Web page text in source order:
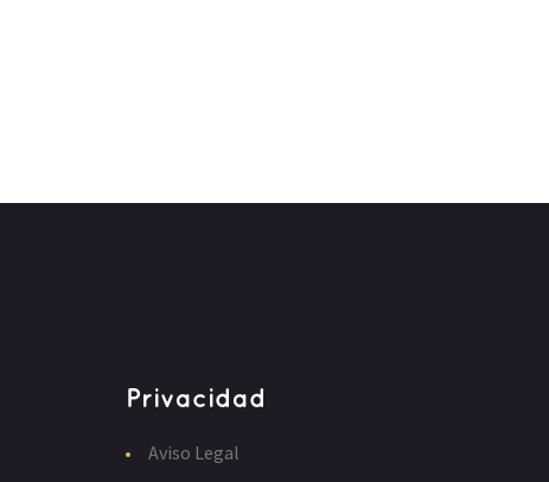
Privacidad
Aviso Legal